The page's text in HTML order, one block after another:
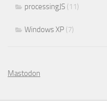
processingJS (11)
Windows XP (7)
Mastodon